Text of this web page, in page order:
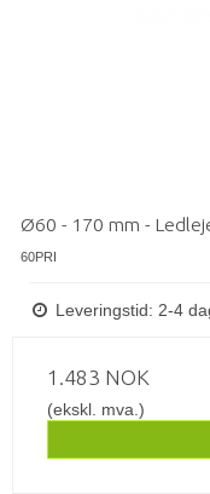
Ø60 - 170 mm -
60PRI
Leveringstid: 2-4
1.483 NOK
(ekskl. mva.)